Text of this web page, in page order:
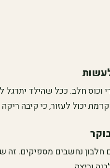
וכוס חלב. ככל שהילד יתרגל
יכול לעזור, כי קיבה ריקה
נחשבים מספיקים. זה